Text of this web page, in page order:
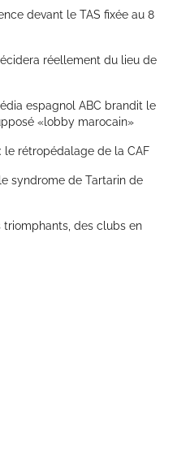
devant le TAS fixée au 8
réellement du lieu de
espagnol ABC brandit le
«lobby marocain»
le rétropédalage de la CAF
syndrome de Tartarin de
triomphants, des clubs en